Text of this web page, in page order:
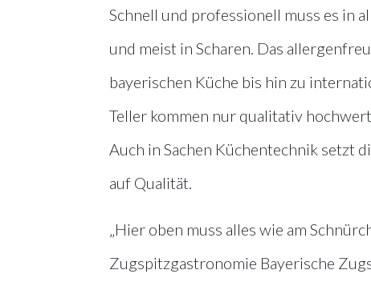
Schnell und professionell muss es in
und meist in Scharen. Das
bayerischen Küche bis hin zu
Teller kommen nur qualitativ
Auch in Sachen Küchentechnik setzt
auf Qualität.
„Hier oben muss alles wie am
Zugspitzgastronomie Bayerische